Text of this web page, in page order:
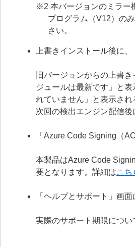
※2 本バージョンのミラー
プログラム（V12）の
さい。
上書きインストール後に
旧バージョンからの上書
ジュールは最新です」と
れていません」と表示され
次回の検出エンジン配信
「Azure Code Signing（
本製品はAzure Code
要となります。詳細はこち
「ヘルプとサポート」画
実際のサポート期限につい